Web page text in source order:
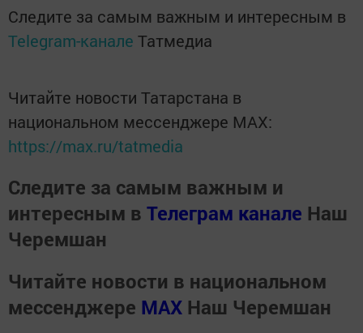
Следите за самым важным и интересным в
Telegram-канале Татмедиа
Читайте новости Татарстана в
национальном мессенджере MАХ:
https://max.ru/tatmedia
Следите за самым важным и
интересным в Телеграм канале Наш
Черемшан
Читайте новости в национальном
мессенджере MАХ Наш Черемшан